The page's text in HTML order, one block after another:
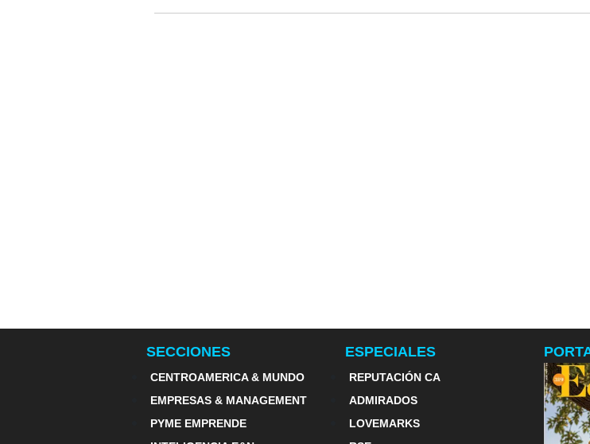
SECCIONES
CENTROAMERICA & MUNDO
EMPRESAS & MANAGEMENT
PYME EMPRENDE
ESPECIALES
REPUTACIÓN CA
ADMIRADOS
LOVEMARKS